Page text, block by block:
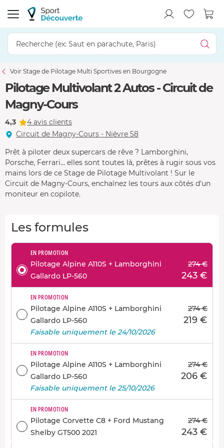
Voir Stage de Pilotage Multi Sportives en Bourgogne
Pilotage Multivolant 2 Autos - Circuit de
Magny-Cours
4,3
4 avis clients
Circuit de Magny-Cours - Nièvre 58
Prêt à piloter deux supercars de rêve ? Lamborghini,
Porsche, Ferrari… elles sont toutes là, prêtes à rugir sous vos
mains lors de ce Stage de Pilotage Multivolant ! Sur le
Circuit de Magny-Cours, enchaînez les tours aux côtés d'un
moniteur en copilote.
Les formules
EN PROMOTION
Pilotage Alpine A110S + Lamborghini
Gallardo LP-560
274 €
243 €
EN PROMOTION
Pilotage Alpine A110S + Lamborghini
Gallardo LP-560
274 €
219 €
Faisable uniquement le 24/10/2026
EN PROMOTION
Pilotage Alpine A110S + Lamborghini
Gallardo LP-560
274 €
206 €
Faisable uniquement le 25/10/2026
EN PROMOTION
Pilotage Corvette C8 + Ford Mustang
Shelby GT500 2021
274 €
243 €